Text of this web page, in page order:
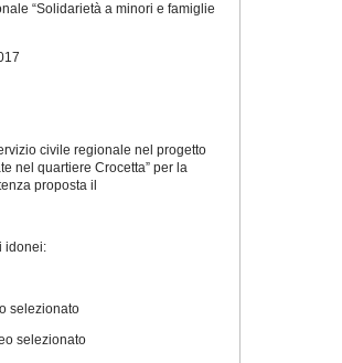
“Solidarietà a minori e famiglie
civile regionale nel progetto
nel quartiere Crocetta” per la
proposta il
idonei:
selezionato